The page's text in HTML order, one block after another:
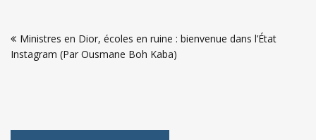
deMinistres en Dior, écoles en ruine : bienvenue dans l’État
Instagram (Par Ousmane Boh Kaba)